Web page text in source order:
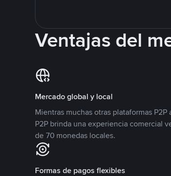
Ventajas del
Mercado global y local
Mientras muchas otras plataformas
P2P brinda una experiencia comercial
de 70 monedas locales.
Formas de pagos flexibles